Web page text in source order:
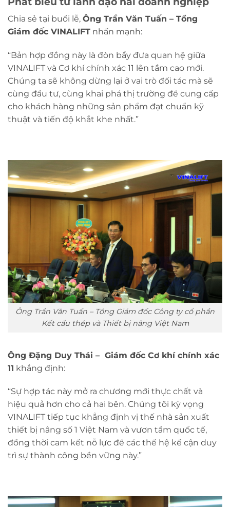
Chia sẻ tại buổi lễ, Ông Trần Văn Tuấn – Tổng
Giám đốc VINALIFT nhấn mạnh:
“Bản hợp đồng này là đòn bẩy đưa quan hệ giữa
VINALIFT và Cơ khí chính xác 11 lên tầm cao mới.
Chúng ta sẽ không dừng lại ở vai trò đối tác mà sẽ
cùng đầu tư, cùng khai phá thị trường để cung cấp
cho khách hàng những sản phẩm đạt chuẩn kỹ
thuật và tiến độ khắt khe nhất.”
Ông Trần Văn Tuấn – Tổng Giám đốc Công ty cổ phần
Kết cấu thép và Thiết bị nâng Việt Nam
Ông Đặng Duy Thái – Giám đốc Cơ khí chính xác
11 khẳng định:
“Sự hợp tác này mở ra chương mới thực chất và
hiệu quả hơn cho cả hai bên. Chúng tôi kỳ vọng
VINALIFT tiếp tục khẳng định vị thế nhà sản xuất
thiết bị nâng số 1 Việt Nam và vươn tầm quốc tế,
đồng thời cam kết nỗ lực để các thế hệ kế cận duy
trì sự thành công bền vững này.”